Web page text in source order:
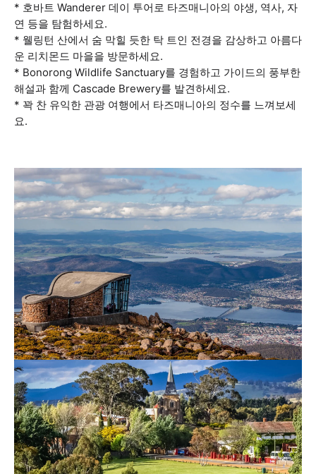
* 호바트 Wanderer 데이 투어로 타즈매니아의 야생, 역사, 자
연 등을 탐험하세요.
* 웰링턴 산에서 숨 막힐 듯한 탁 트인 전경을 감상하고 아름다
운 리치몬드 마을을 방문하세요.
* Bonorong Wildlife Sanctuary를 경험하고 가이드의 풍부한
해설과 함께 Cascade Brewery를 발견하세요.
* 꽉 찬 유익한 관광 여행에서 타즈매니아의 정수를 느껴보세
요.